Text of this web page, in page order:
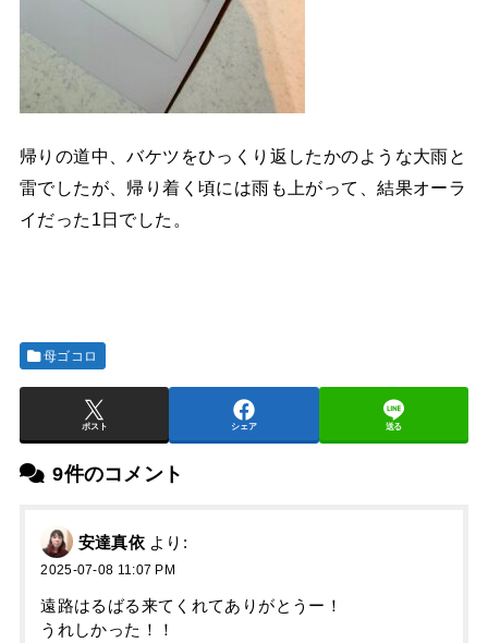
帰りの道中、バケツをひっくり返したかのような大雨と
雷でしたが、帰り着く頃には雨も上がって、結果オーラ
イだった1日でした。
母ゴコロ
ポスト シェア 送る
9件のコメント
安達真依 より:
2025-07-08 11:07 PM
遠路はるばる来てくれてありがとうー！
うれしかった！！